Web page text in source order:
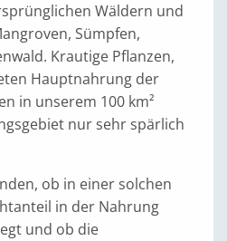
Wäldern und
Sümpfen,
Krautige Pflanzen,
Hauptnahrung der
in unserem 100 km²
nur sehr spärlich
ob in einer solchen
in der Nahrung
und ob die